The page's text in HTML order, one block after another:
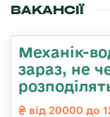
ВАКАНСІЇ
Механік-
зараз, не
від 20000 до